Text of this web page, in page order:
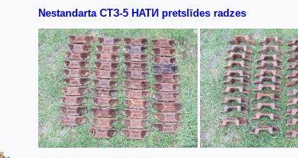
Nestandarta СТЗ-5 НАТИ pretslīdes radzes